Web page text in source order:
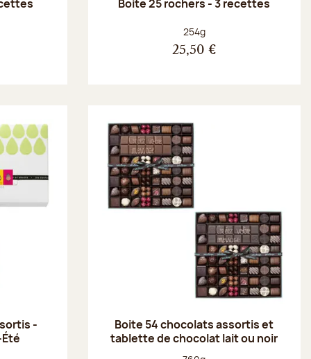
Boite 25 rochers - 3 recettes
Poids net :
254g
25,50 €
-
Boite 54 chocolats assortis et
tablette de chocolat lait ou noir